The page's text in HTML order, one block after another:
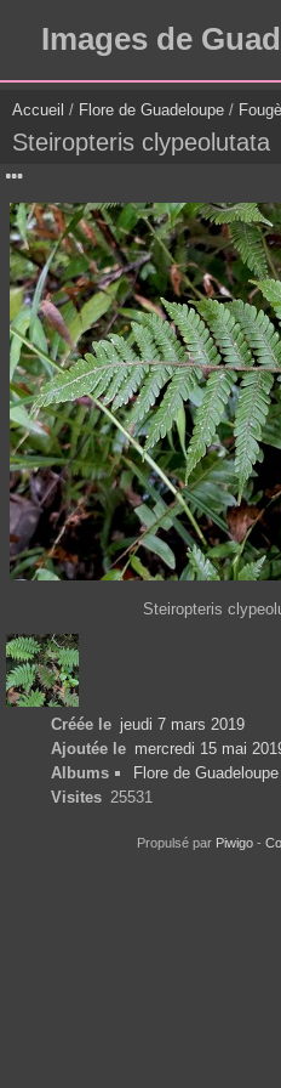
Images de
Accueil / Flore de Guadeloupe /
Steiropteris clypeolutata
Steiropteris
Créée le jeudi 7 mars 2019
Ajoutée le mercredi 15 mai
Albums
Flore de Guadeloupe
Visites 25531
Propulsé par Piwigo -